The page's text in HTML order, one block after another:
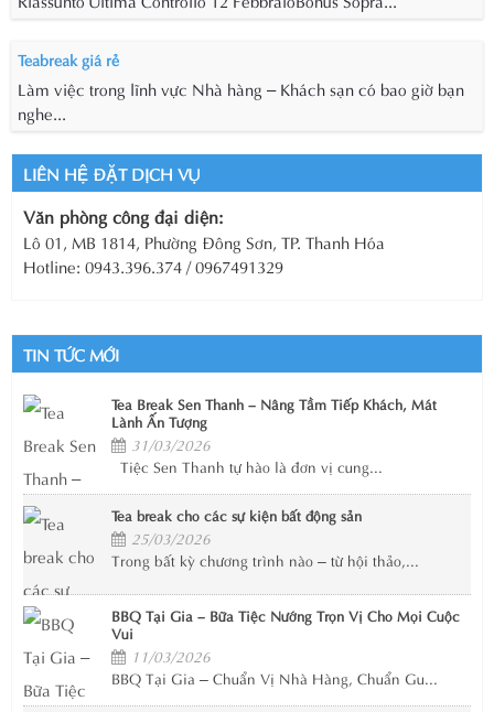
Teabreak giá rẻ
Làm việc trong lĩnh vực Nhà hàng – Khách sạn có bao giờ bạn
nghe...
LIÊN HỆ ĐẶT DỊCH VỤ
Văn phòng công đại diện:
Lô 01, MB 1814, Phường Đông Sơn, TP. Thanh Hóa
Hotline: 0943.396.374 / 0967491329
TIN TỨC MỚI
Tea Break Sen Thanh – Nâng Tầm Tiếp Khách, Mát
Lành Ấn Tượng
31/03/2026
Tiệc Sen Thanh tự hào là đơn vị cung...
Tea break cho các sự kiện bất động sản
25/03/2026
Trong bất kỳ chương trình nào – từ hội thảo,...
BBQ Tại Gia – Bữa Tiệc Nướng Trọn Vị Cho Mọi Cuộc
Vui
11/03/2026
BBQ Tại Gia – Chuẩn Vị Nhà Hàng, Chuẩn Gu...